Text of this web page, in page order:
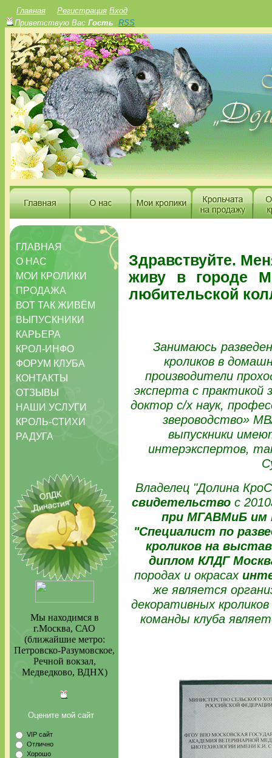
Главная Регистрация Вход
Приветствую Вас Гость RSS
ГЛАВНАЯ
О НАС
МОИ КРОЛИКИ
ПРОДАЖА
ВОТ ТАК ЖИВЁМ
ВЫПУСКНИКИ
КАРЬЕРА
КРОЛ-ИНФО
ФОРУМ КЛУБА
КОНТАКТЫ
ОТЗЫВЫ
НАШИ УСЛУГИ
КРОЛЬ-СТИХИ
РАДУГА
Мы находимся в
г.Москва, САО
(ближайшие метро:
Петровско-Разумовское,
Речной вокзал,
Медведково, ВДНХ)
Оцените мой сайт
VIP сайт
Отлично
Хорошо
Здравствуйте.
живу в городе
любительской
Занимаюсь
кроликов в
производители
эксперта с
доктор с/х наук,
звероводство»
выпускники
интерэкспертов,
Владелец "Долина
свидетельствос
при МГАВМиБ им
"Специалист по
кроликов на
диплом КЛДГ
породах и окрасах
же является
декоративных
команды клуба